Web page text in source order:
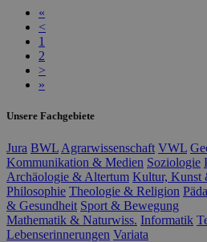
«
<
1
2
>
»
Unsere Fachgebiete
Jura BWL Agrarwissenschaft VWL
Kommunikation & Medien Soziologie
Archäologie & Altertum Kultur, Kunst
Philosophie Theologie & Religion
& Gesundheit Sport & Bewegung
Mathematik & Naturwiss. Informatik
Lebenserinnerungen Variata